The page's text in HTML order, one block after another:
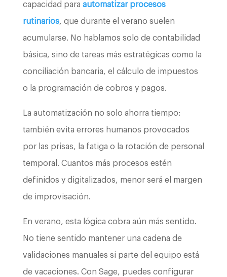
capacidad para automatizar procesos
rutinarios, que durante el verano suelen
acumularse. No hablamos solo de contabilidad
básica, sino de tareas más estratégicas como la
conciliación bancaria, el cálculo de impuestos
o la programación de cobros y pagos.
La automatización no solo ahorra tiempo:
también evita errores humanos provocados
por las prisas, la fatiga o la rotación de personal
temporal. Cuantos más procesos estén
definidos y digitalizados, menor será el margen
de improvisación.
En verano, esta lógica cobra aún más sentido.
No tiene sentido mantener una cadena de
validaciones manuales si parte del equipo está
de vacaciones. Con Sage, puedes configurar